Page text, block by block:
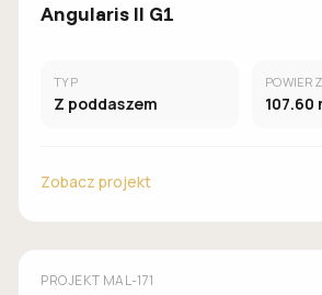
Angularis II G1
TYP
Z poddaszem 107.60
Zobacz projekt
MALACHIT
PROJEKT MAL-171